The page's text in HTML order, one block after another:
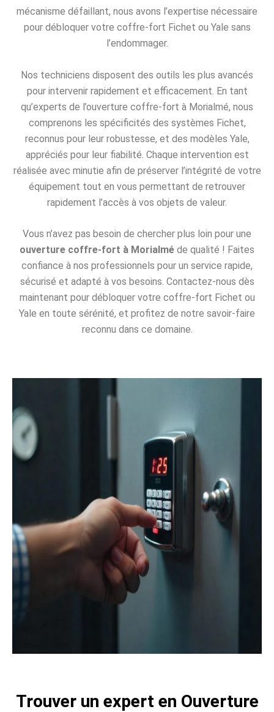
mécanisme défaillant, nous avons l’expertise nécessaire
pour débloquer votre coffre-fort Fichet ou Yale sans
l’endommager.
Nos techniciens disposent des outils les plus avancés
pour intervenir rapidement et efficacement. En tant
qu’experts de l’ouverture coffre-fort à Morialmé, nous
comprenons les spécificités des systèmes Fichet,
reconnus pour leur robustesse, et des modèles Yale,
appréciés pour leur fiabilité. Chaque intervention est
réalisée avec minutie afin de préserver l’intégrité de votre
équipement tout en vous permettant de retrouver
rapidement l’accès à vos objets de valeur.
Vous n’avez pas besoin de chercher plus loin pour une
ouverture coffre-fort à Morialmé de qualité ! Faites
confiance à nos professionnels pour un service rapide,
sécurisé et adapté à vos besoins. Contactez-nous dès
maintenant pour débloquer votre coffre-fort Fichet ou
Yale en toute sérénité, et profitez de notre savoir-faire
reconnu dans ce domaine.
Trouver un expert en Ouverture